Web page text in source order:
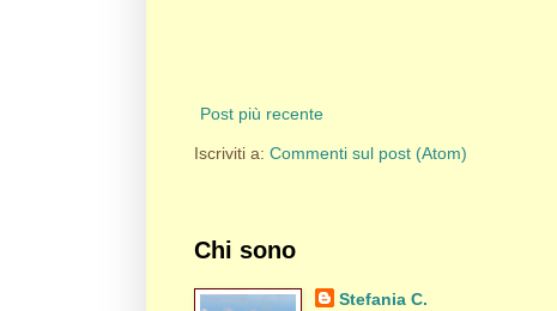
Post più recente
Iscriviti a: Commenti sul post (Atom)
Chi sono
Stefania C.